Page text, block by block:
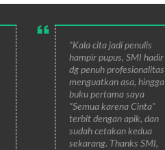
"Kala cita jadi penulis
hampir pupus, SMI hadir
dg penuh profesionalitas
menguatkan asa, hingga
buku pertama saya
"Semua karena Cinta"
terbit dengan apik, dan
sudah cetakan kedua
sekarang. Thanks SMI,